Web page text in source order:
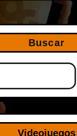
Buscar
Videojuegos